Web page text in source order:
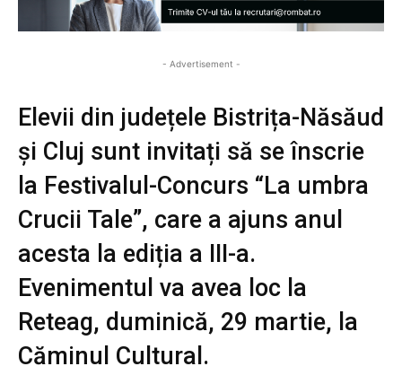
- Advertisement -
Elevii din județele Bistrița-Năsăud
și Cluj sunt invitați să se înscrie
la Festivalul-Concurs “La umbra
Crucii Tale”, care a ajuns anul
acesta la ediția a III-a.
Evenimentul va avea loc la
Reteag, duminică, 29 martie, la
Căminul Cultural.